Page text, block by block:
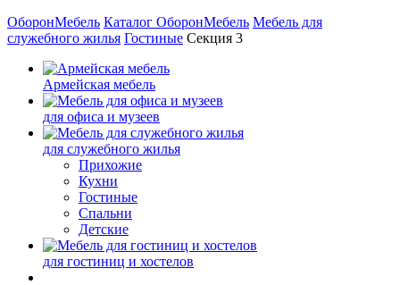
ОборонМебель Каталог ОборонМебель Мебель для
служебного жилья Гостиные Секция 3
Армейская мебель
для офиса и музеев
для служебного жилья
Прихожие
Кухни
Гостиные
Спальни
Детские
для гостиниц и хостелов